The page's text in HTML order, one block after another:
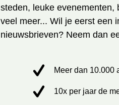
steden, leuke evenementen,
veel meer... Wil je eerst een
nieuwsbrieven? Neem dan
Meer dan 10.000
10x per jaar de